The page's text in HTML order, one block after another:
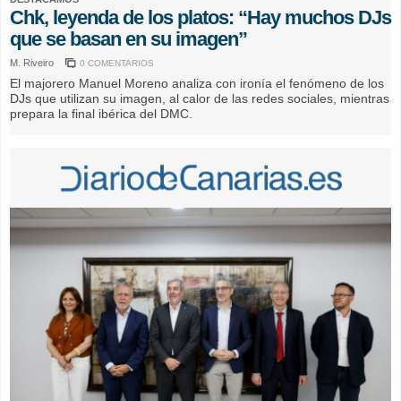
Chk, leyenda de los platos: “Hay muchos DJs
que se basan en su imagen”
M. Riveiro 0 COMENTARIOS
El majorero Manuel Moreno analiza con ironía el fenómeno de los
DJs que utilizan su imagen, al calor de las redes sociales, mientras
prepara la final ibérica del DMC.